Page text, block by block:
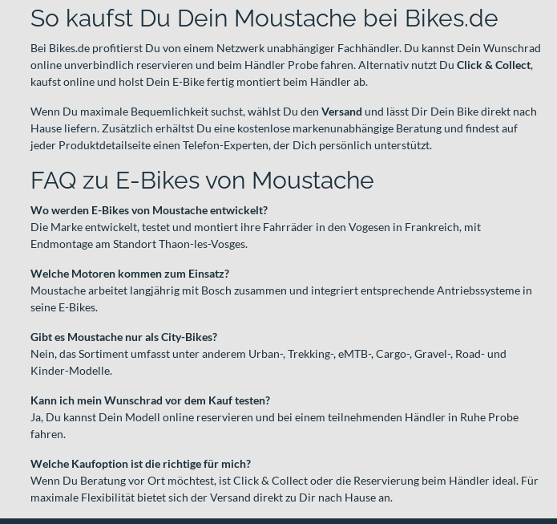
So kaufst Du Dein Moustache bei Bikes.de
Bei Bikes.de profitierst Du von einem Netzwerk unabhängiger Fachhändler. Du kannst Dein Wunschrad
online unverbindlich reservieren und beim Händler Probe fahren. Alternativ nutzt Du Click & Collect,
kaufst online und holst Dein E-Bike fertig montiert beim Händler ab.
Wenn Du maximale Bequemlichkeit suchst, wählst Du den Versand und lässt Dir Dein Bike direkt nach
Hause liefern. Zusätzlich erhältst Du eine kostenlose markenunabhängige Beratung und findest auf
jeder Produktdetailseite einen Telefon-Experten, der Dich persönlich unterstützt.
FAQ zu E-Bikes von Moustache
Wo werden E-Bikes von Moustache entwickelt?
Die Marke entwickelt, testet und montiert ihre Fahrräder in den Vogesen in Frankreich, mit
Endmontage am Standort Thaon-les-Vosges.
Welche Motoren kommen zum Einsatz?
Moustache arbeitet langjährig mit Bosch zusammen und integriert entsprechende Antriebssysteme in
seine E-Bikes.
Gibt es Moustache nur als City-Bikes?
Nein, das Sortiment umfasst unter anderem Urban-, Trekking-, eMTB-, Cargo-, Gravel-, Road- und
Kinder-Modelle.
Kann ich mein Wunschrad vor dem Kauf testen?
Ja, Du kannst Dein Modell online reservieren und bei einem teilnehmenden Händler in Ruhe Probe
fahren.
Welche Kaufoption ist die richtige für mich?
Wenn Du Beratung vor Ort möchtest, ist Click & Collect oder die Reservierung beim Händler ideal. Für
maximale Flexibilität bietet sich der Versand direkt zu Dir nach Hause an.